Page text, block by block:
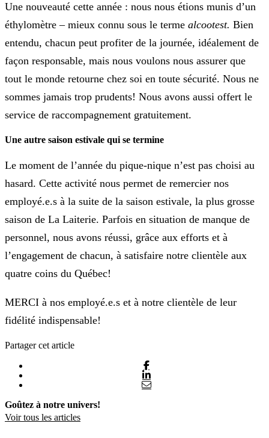
Une nouveauté cette année : nous nous étions munis d’un
éthylomètre – mieux connu sous le terme alcootest. Bien
entendu, chacun peut profiter de la journée, idéalement de
façon responsable, mais nous voulons nous assurer que
tout le monde retourne chez soi en toute sécurité. Nous ne
sommes jamais trop prudents! Nous avons aussi offert le
service de raccompagnement gratuitement.
Une autre saison estivale qui se termine
Le moment de l’année du pique-nique n’est pas choisi au
hasard. Cette activité nous permet de remercier nos
employé.e.s à la suite de la saison estivale, la plus grosse
saison de La Laiterie. Parfois en situation de manque de
personnel, nous avons réussi, grâce aux efforts et à
l’engagement de chacun, à satisfaire notre clientèle aux
quatre coins du Québec!
MERCI à nos employé.e.s et à notre clientèle de leur
fidélité indispensable!
Partager cet article
Goûtez à notre univers!
Voir tous les articles